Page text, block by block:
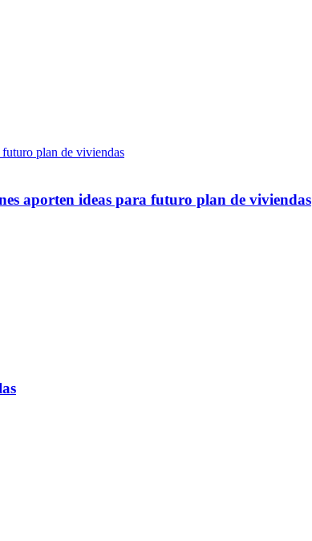
aporten ideas para futuro plan de viviendas